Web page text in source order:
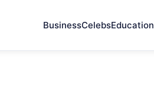
BusinessCelebsEducation